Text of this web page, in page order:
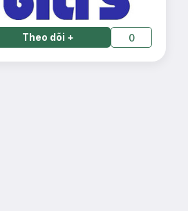
Theo dõi + 0